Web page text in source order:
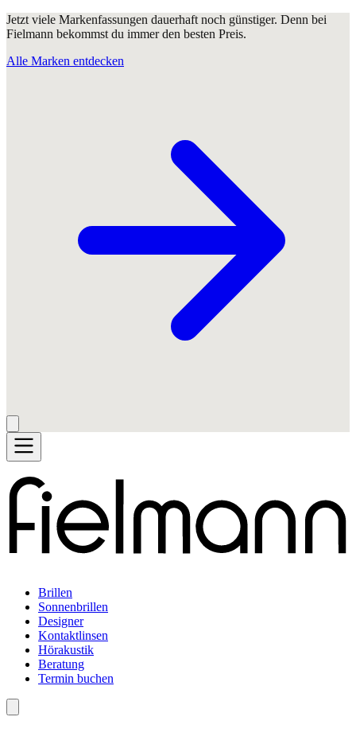
Jetzt viele Markenfassungen dauerhaft noch günstiger. Denn bei
Fielmann bekommst du immer den besten Preis.
Alle Marken entdecken
Brillen
Sonnenbrillen
Designer
Kontaktlinsen
Hörakustik
Beratung
Termin buchen